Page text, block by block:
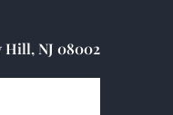
Hill, NJ 08002